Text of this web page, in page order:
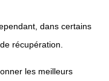
dans certains
récupération.
les meilleurs